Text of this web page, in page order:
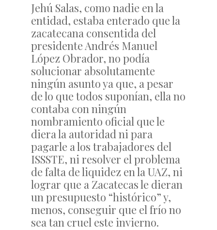
Jehú Salas, como nadie en la
entidad, estaba enterado que la
zacatecana consentida del
presidente Andrés Manuel
López Obrador, no podía
solucionar absolutamente
ningún asunto ya que, a pesar
de lo que todos suponían, ella no
contaba con ningún
nombramiento oficial que le
diera la autoridad ni para
pagarle a los trabajadores del
ISSSTE, ni resolver el problema
de falta de liquidez en la UAZ, ni
lograr que a Zacatecas le dieran
un presupuesto “histórico” y,
menos, conseguir que el frío no
sea tan cruel este invierno.